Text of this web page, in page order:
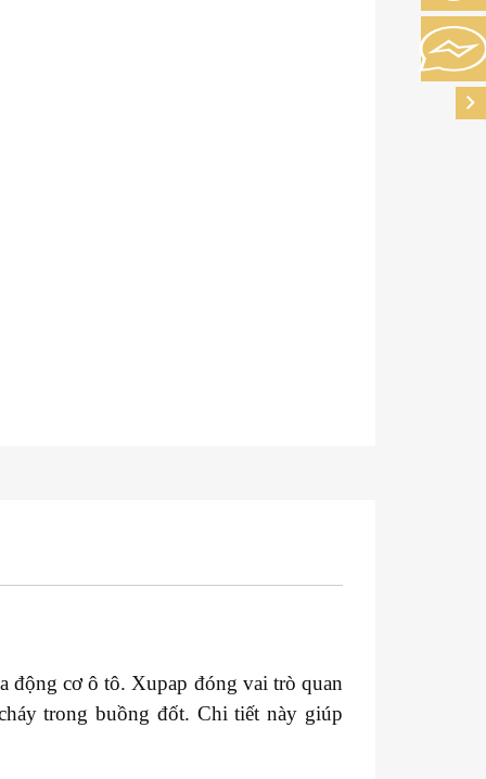
động cơ ô tô. Xupap đóng vai trò quan
trong buồng đốt. Chi tiết này giúp